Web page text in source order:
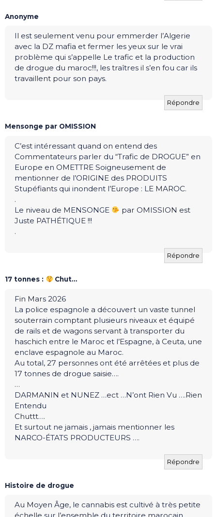
Anonyme
Il est seulement venu pour emmerder l’Algerie
avec la DZ mafia et fermer les yeux sur le vrai
problème qui s’appelle Le trafic et la production
de drogue du maroc!!!, les traîtres il s’en fou car ils
travaillent pour son pays.
Répondre
Mensonge par OMISSION
C’est intéressant quand on entend des
Commentateurs parler du “Trafic de DROGUE” en
Europe en OMETTRE Soigneusement de
mentionner de l’ORIGINE des PRODUITS
Stupéfiants qui inondent l’Europe : LE MAROC.
.
Le niveau de MENSONGE
par OMISSION est
Juste PATHÉTIQUE !!!
.
Répondre
17 tonnes : Chut…
Fin Mars 2026
La police espagnole a découvert un vaste tunnel
souterrain comptant plusieurs niveaux et équipé
de rails et de wagons servant à transporter du
haschich entre le Maroc et l’Espagne, à Ceuta, une
enclave espagnole au Maroc.
Au total, 27 personnes ont été arrêtées et plus de
17 tonnes de drogue saisie….
…
DARMANIN et NUNEZ …ect …N’ont Rien Vu ….Rien
Entendu
Chuttt….
Et surtout ne jamais , jamais mentionner les
NARCO-ÉTATS PRODUCTEURS ….
Répondre
Histoire de drogue
Au Moyen Âge, le cannabis est cultivé à très petite